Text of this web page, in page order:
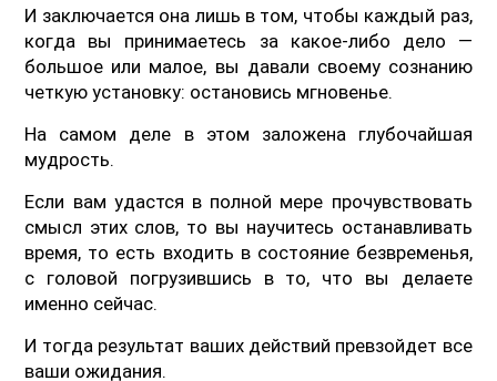
И заключается она лишь в том, чтобы каждый раз,
когда вы принимаетесь за какое-либо дело —
большое или малое, вы давали своему сознанию
четкую установку: остановись мгновенье.
На самом деле в этом заложена глубочайшая
мудрость.
Если вам удастся в полной мере прочувствовать
смысл этих слов, то вы научитесь останавливать
время, то есть входить в состояние безвременья,
с головой погрузившись в то, что вы делаете
именно сейчас.
И тогда результат ваших действий превзойдет все
ваши ожидания.